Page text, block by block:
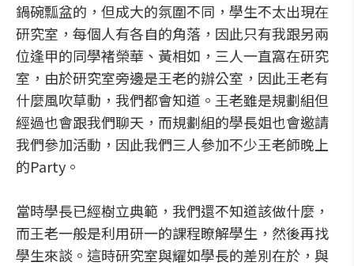
鍋碗瓢盆的，但成大的氛圍不同，學生不太出現在
研究室，每個人有各自的角落，因此只有我跟另兩
位逢甲的同學褚榮華、黃相如，三人一直窩在研究
室，由於研究室旁邊是王老的辦公室，因此王老有
什麼風吹草動，我們都會知道。王老雖是規劃組但
經過也會跟我們聊天，而規劃組的學長姐也會邀請
我們參加活動，因此我們三人參加不少王老師晚上
的Party。
當時學長已經樹立典範，我們還不知道該做什麼，
而王老一般是利用研一的課程瞭解學生，然後再找
學生來談。這時研究室與耀如學長的差別在於，與